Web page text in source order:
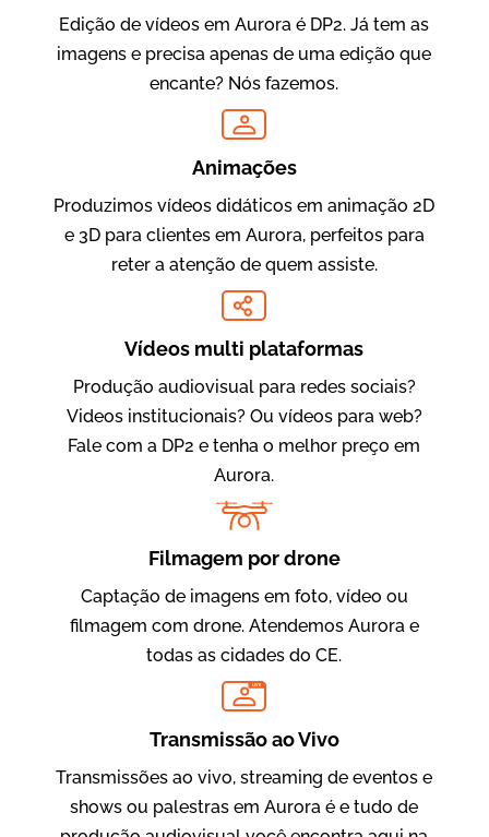
Vídeo Institucional
Amigo Edu
Evolucional
Vídeos para Treinamentos
Edição de vídeos em Aurora é DP2. Já tem as
imagens e precisa apenas de uma edição que
encante? Nós fazemos.
Animações
Produzimos vídeos didáticos em animação 2D
e 3D para clientes em Aurora, perfeitos para
reter a atenção de quem assiste.
Vídeos multi plataformas
Produção audiovisual para redes sociais?
Videos institucionais? Ou vídeos para web?
Fale com a DP2 e tenha o melhor preço em
Aurora.
Filmagem por drone
Captação de imagens em foto, vídeo ou
filmagem com drone. Atendemos Aurora e
todas as cidades do CE.
LIVE
Transmissão ao Vivo
Transmissões ao vivo, streaming de eventos e
shows ou palestras em Aurora é e tudo de